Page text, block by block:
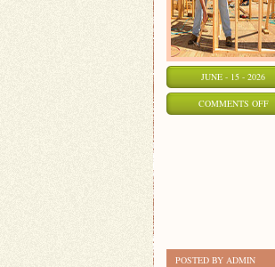
JUNE - 15 - 2026
COMMENTS OFFON
POSTED BY ADMIN